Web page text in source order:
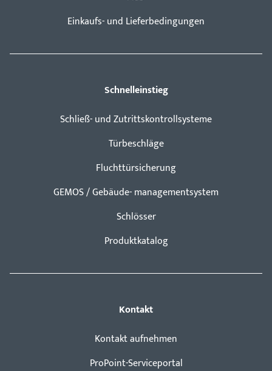
Einkaufs- und Lieferbedingungen
Schnelleinstieg
Schließ- und Zutrittskontrollsysteme
Türbeschläge
Fluchttürsicherung
GEMOS / Gebäude- managementsystem
Schlösser
Produktkatalog
Kontakt
Kontakt aufnehmen
ProPoint-Serviceportal